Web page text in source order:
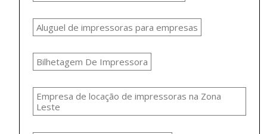
Aluguel de impressoras para empresas
Bilhetagem De Impressora
Empresa de locação de impressoras na Zona
Leste